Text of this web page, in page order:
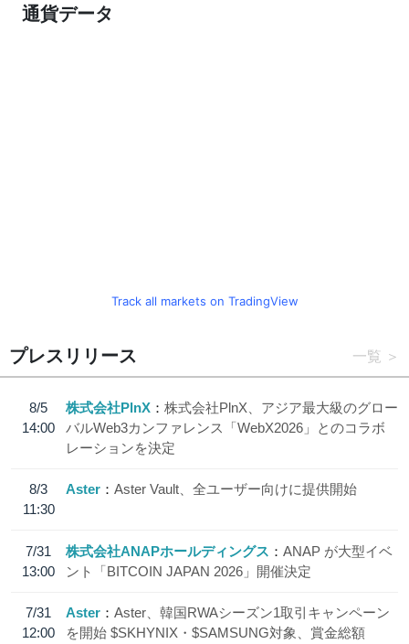
通貨データ
Track all markets on TradingView
プレスリリース 一覧
8/5
14:00
株式会社PlnX
株式会社PlnX、アジア最大級のグロー
バルWeb3カンファレンス「WebX2026」とのコラボ
レーションを決定
8/3
11:30
Aster Aster Vault、全ユーザー向けに提供開始
7/31
13:00
株式会社ANAPホールディングス
ANAP が大型イベ
ント「BITCOIN JAPAN 2026」開催決定
7/31
12:00
Aster
Aster、韓国RWAシーズン1取引キャンペーン
を開始 $SKHYNIX・$SAMSUNG対象、賞金総額